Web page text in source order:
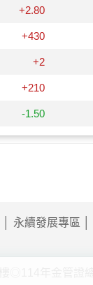
永續發展專區